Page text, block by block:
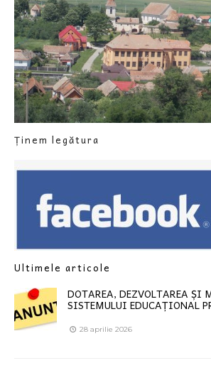
Ținem legătura
Ultimele articole
DOTAREA, DEZVOLTAREA ȘI
SISTEMULUI EDUCAȚIONAL
28 aprilie 2026